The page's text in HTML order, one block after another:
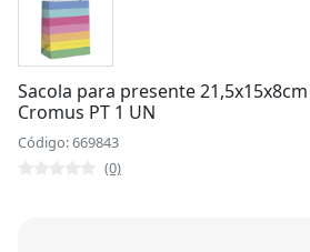
Sacola para presente
Cromus PT 1 UN
Código: 669843
(0)